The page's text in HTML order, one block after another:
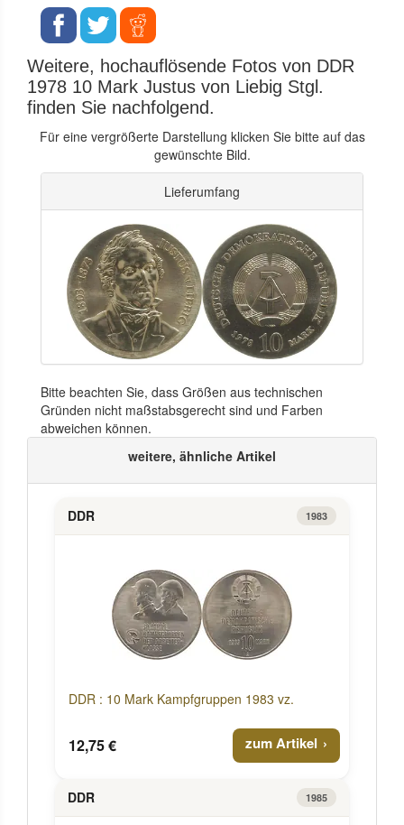
Weitere, hochauflösende Fotos von DDR
1978 10 Mark Justus von Liebig Stgl.
finden Sie nachfolgend.
Für eine vergrößerte Darstellung klicken Sie bitte auf das
gewünschte Bild.
Lieferumfang
Bitte beachten Sie, dass Größen aus technischen
Gründen nicht maßstabsgerecht sind und Farben
abweichen können.
weitere, ähnliche Artikel
DDR 1983
DDR : 10 Mark Kampfgruppen 1983 vz.
12,75 € zum Artikel
DDR 1985